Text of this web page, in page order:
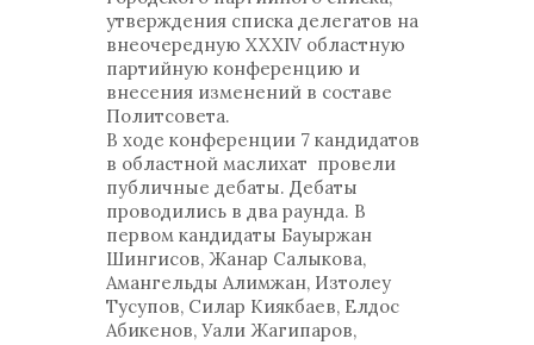
утверждения списка делегатов на
внеочередную XXXIV областную
партийную конференцию и
внесения изменений в составе
Политсовета.
В ходе конференции 7 кандидатов
в областной маслихат провели
публичные дебаты. Дебаты
проводились в два раунда. В
первом кандидаты Бауыржан
Шингисов, Жанар Салыкова,
Амангельды Алимжан, Изтолеу
Тусупов, Силар Киякбаев, Елдос
Абикенов, Уали Жагипаров,